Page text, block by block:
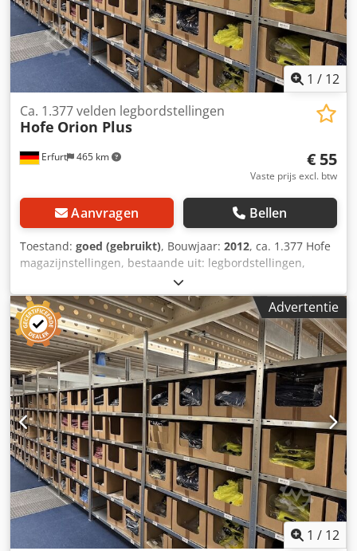
1 / 12
Erfurt 465 km
Ca. 1.377 velden legbordstellingen
Hofe Orion Plus
€ 55
Vaste prijs excl. btw
Aanvragen Bellen
Toestand: goed (gebruikt), Bouwjaar: 2012, ca. 1.377 Hofe
magazijnstellingen, bestaande uit: legbordstellingen,
breedte 1,30 m, diepte 0,60 m, framehoogte 2,50 m –
gebruikt: Prijs, af locatie, (netto), gedemonteerd, verpakt
en geladen. Per basiseenheid (met 2 frames en 5
legborden): € 89,- Codpfx Alszpf Ezj Ioha Per
uitbreidingseenheid (1 frame en 5 legborden): tot 20
uitbreidingseenheden: € 75,- vanaf 21
uitbreidingseenheden: € 69,- vanaf 50
uitbreidingseenheden: € 65,- vanaf 100
uitbreidingseenheden: € 62,50,- vanaf 500
uitbreidingseenheden: € 59,- bij volledige afname: € 55,-
Fabrikant: Hofe Type: Orion Plus, HZG25613XL Bouwjaar:
2012 / 2013 ca. 5 legborden per eenheid Afmetingen per
legbord: ca. 1,30 m x 60 cm Framehoogte ca.: 2,50 m
Draagvermogen per legbord: 190 kg Draagvermogen per
eenheid: 1.000 kg (op sommige typeschilden staat een
waarde van 200 kg, wat te wijten is aan het
draagvermogen van de stelling waarop de
Advertentie
1 / 12